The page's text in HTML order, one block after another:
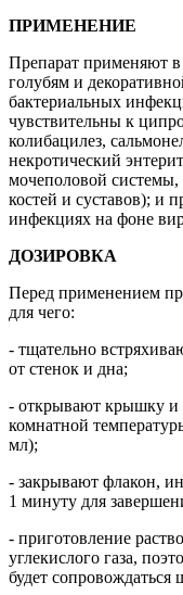
ПРИМЕНЕНИЕ
Препарат применяют в
голубям и
бактериальных
чувствительны к
колибацилез,
некротический
мочеполовой
костей и суставов); и
инфекциях на фоне
ДОЗИРОВКА
Перед применением
для чего:
- тщательно
от стенок и дна;
- открывают крышку и
комнатной
мл);
- закрывают флакон,
1 минуту для
- приготовление
углекислого газа,
будет сопровождаться